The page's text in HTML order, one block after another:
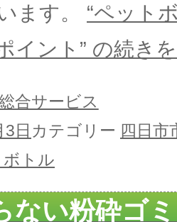
ます。 “ペット
イント” の続き
合サービス
日 カテゴリー 四日市
トル
ない粉砕ゴ